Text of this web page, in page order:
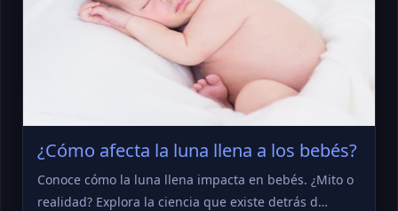
¿Cómo afecta la luna llena a los bebés?
Conoce cómo la luna llena impacta en bebés. ¿Mito o
realidad? Explora la ciencia que existe detrás d…